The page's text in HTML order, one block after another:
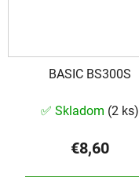
BASIC BS300S
✅ Skladom (2 ks)
€8,60